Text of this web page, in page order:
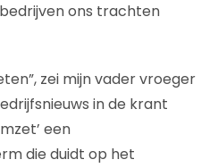
ons trachten
zei mijn vader vroeger
in de krant
een
die duidt op het